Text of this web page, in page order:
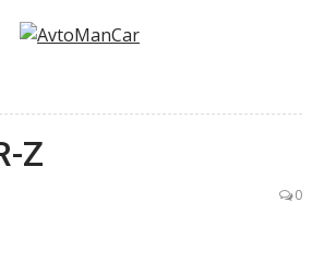
Z
0